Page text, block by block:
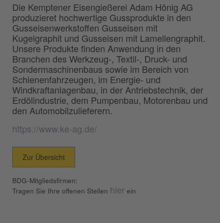
Die Kemptener Eisengießerei Adam Hönig AG
produzieret hochwertige Gussprodukte in den
Gusseisenwerkstoffen Gusseisen mit
Kugelgraphit und Gusseisen mit Lamellengraphit.
Unsere Produkte finden Anwendung in den
Branchen des Werkzeug-, Textil-, Druck- und
Sondermaschinenbaus sowie im Bereich von
Schienenfahrzeugen, im Energie- und
Windkraftanlagenbau, in der Antriebstechnik, der
Erdölindustrie, dem Pumpenbau, Motorenbau und
den Automobilzulieferern.
https://www.ke-ag.de/
Zur Übersicht
BDG-Mitgliedsfirmen:
Tragen Sie Ihre offenen Stellen hier ein